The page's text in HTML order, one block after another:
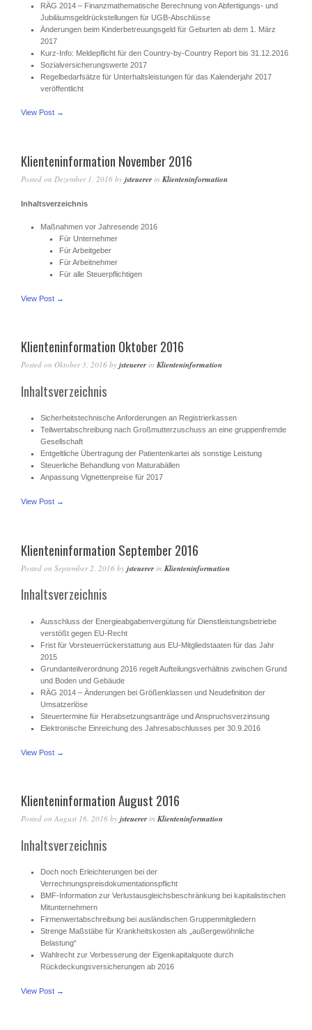
RÄG 2014 – Finanzmathematische Berechnung von Abfertigungs- und
Jubiläumsgeldrückstellungen für UGB-Abschlüsse
Änderungen beim Kinderbetreuungsgeld für Geburten ab dem 1. März
2017
Kurz-Info: Meldepflicht für den Country-by-Country Report bis 31.12.2016
Sozialversicherungswerte 2017
Regelbedarfsätze für Unterhaltsleistungen für das Kalenderjahr 2017
veröffentlicht
View Post →
Klienteninformation November 2016
Posted on Dezember 1, 2016 by jsteuerer in Klienteninformation
Inhaltsverzeichnis
Maßnahmen vor Jahresende 2016
Für Unternehmer
Für Arbeitgeber
Für Arbeitnehmer
Für alle Steuerpflichtigen
View Post →
Klienteninformation Oktober 2016
Posted on Oktober 3, 2016 by jsteuerer in Klienteninformation
Inhaltsverzeichnis
Sicherheitstechnische Anforderungen an Registrierkassen
Teilwertabschreibung nach Großmutterzuschuss an eine gruppenfremde
Gesellschaft
Entgeltliche Übertragung der Patientenkartei als sonstige Leistung
Steuerliche Behandlung von Maturabällen
Anpassung Vignettenpreise für 2017
View Post →
Klienteninformation September 2016
Posted on September 2, 2016 by jsteuerer in Klienteninformation
Inhaltsverzeichnis
Ausschluss der Energieabgabenvergütung für Dienstleistungsbetriebe
verstößt gegen EU-Recht
Frist für Vorsteuerrückerstattung aus EU-Mitgliedstaaten für das Jahr
2015
Grundanteilverordnung 2016 regelt Aufteilungsverhältnis zwischen Grund
und Boden und Gebäude
RÄG 2014 – Änderungen bei Größenklassen und Neudefinition der
Umsatzerlöse
Steuertermine für Herabsetzungsanträge und Anspruchsverzinsung
Elektronische Einreichung des Jahresabschlusses per 30.9.2016
View Post →
Klienteninformation August 2016
Posted on August 16, 2016 by jsteuerer in Klienteninformation
Inhaltsverzeichnis
Doch noch Erleichterungen bei der
Verrechnungspreisdokumentationspflicht
BMF-Information zur Verlustausgleichsbeschränkung bei kapitalistischen
Mitunternehmern
Firmenwertabschreibung bei ausländischen Gruppenmitgliedern
Strenge Maßstäbe für Krankheitskosten als „außergewöhnliche
Belastung“
Wahlrecht zur Verbesserung der Eigenkapitalquote durch
Rückdeckungsversicherungen ab 2016
View Post →